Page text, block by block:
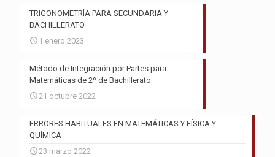
TRIGONOMETRÍA PARA SECUNDARIA Y
BACHILLERATO
1 enero 2023
Método de Integración por Partes para
Matemáticas de 2º de Bachillerato
21 octubre 2022
ERRORES HABITUALES EN MATEMÁTICAS Y FÍSICA Y
QUÍMICA
23 marzo 2022